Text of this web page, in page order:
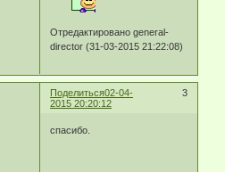
Отредактировано general-
director (31-03-2015 21:22:08)
Поделиться 3
02-04-
2015 20:20:12
спасибо.